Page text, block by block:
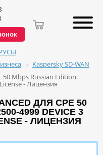
Kaspersky SD-WAN
50 Mbps Russian Edition.
- Лицензия
ДЛЯ CPE 50
4999 DEVICE 3
- ЛИЦЕНЗИЯ